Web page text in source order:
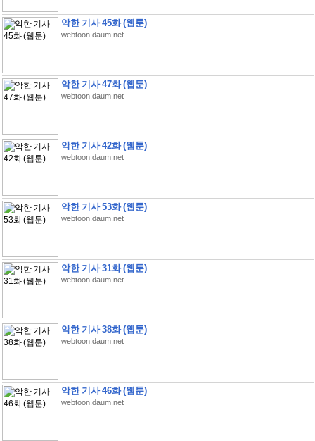
악한 기사 45화 (웹툰)
webtoon.daum.net
악한 기사 47화 (웹툰)
webtoon.daum.net
악한 기사 42화 (웹툰)
webtoon.daum.net
악한 기사 53화 (웹툰)
webtoon.daum.net
악한 기사 31화 (웹툰)
webtoon.daum.net
악한 기사 38화 (웹툰)
webtoon.daum.net
악한 기사 46화 (웹툰)
webtoon.daum.net